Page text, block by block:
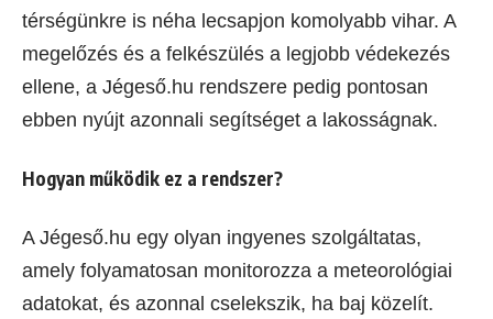
térségünkre is néha lecsapjon komolyabb vihar. A
megelőzés és a felkészülés a legjobb védekezés
ellene, a Jégeső.hu rendszere pedig pontosan
ebben nyújt azonnali segítséget a lakosságnak.
Hogyan működik ez a rendszer?
A Jégeső.hu egy olyan ingyenes szolgáltatas,
amely folyamatosan monitorozza a meteorológiai
adatokat, és azonnal cselekszik, ha baj közelít.